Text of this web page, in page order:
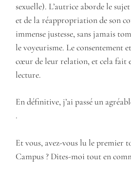
sexuelle). L’autrice aborde le
et de la réappropriation de son
immense justesse, sans jamais
le voyeurisme. Le consentement
cœur de leur relation, et cela fait
lecture.
En définitive, j’ai passé un
.
Et vous, avez-vous lu le premier
Campus ? Dites-moi tout en